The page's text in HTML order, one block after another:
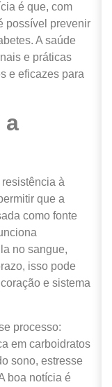
é que, com
possível prevenir
A saúde
e práticas
e eficazes para
a
à
que a
como fonte
no sangue,
isso pode
e sistema
processo:
em carboidratos
sono, estresse
boa notícia é